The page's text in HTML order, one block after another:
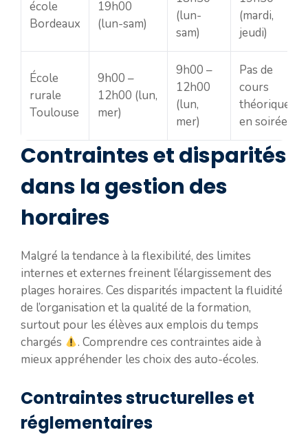
école
Bordeaux
19h00
(lun-sam)
(lun-
sam)
(mardi,
jeudi)
École
rurale
Toulouse
9h00 –
12h00 (lun,
mer)
9h00 –
12h00
(lun,
mer)
Pas de
cours
théoriques
en soirée
Contraintes et disparités
dans la gestion des
horaires
Malgré la tendance à la flexibilité, des limites
internes et externes freinent l’élargissement des
plages horaires. Ces disparités impactent la fluidité
de l’organisation et la qualité de la formation,
surtout pour les élèves aux emplois du temps
chargés
. Comprendre ces contraintes aide à
mieux appréhender les choix des auto-écoles.
Contraintes structurelles et
réglementaires